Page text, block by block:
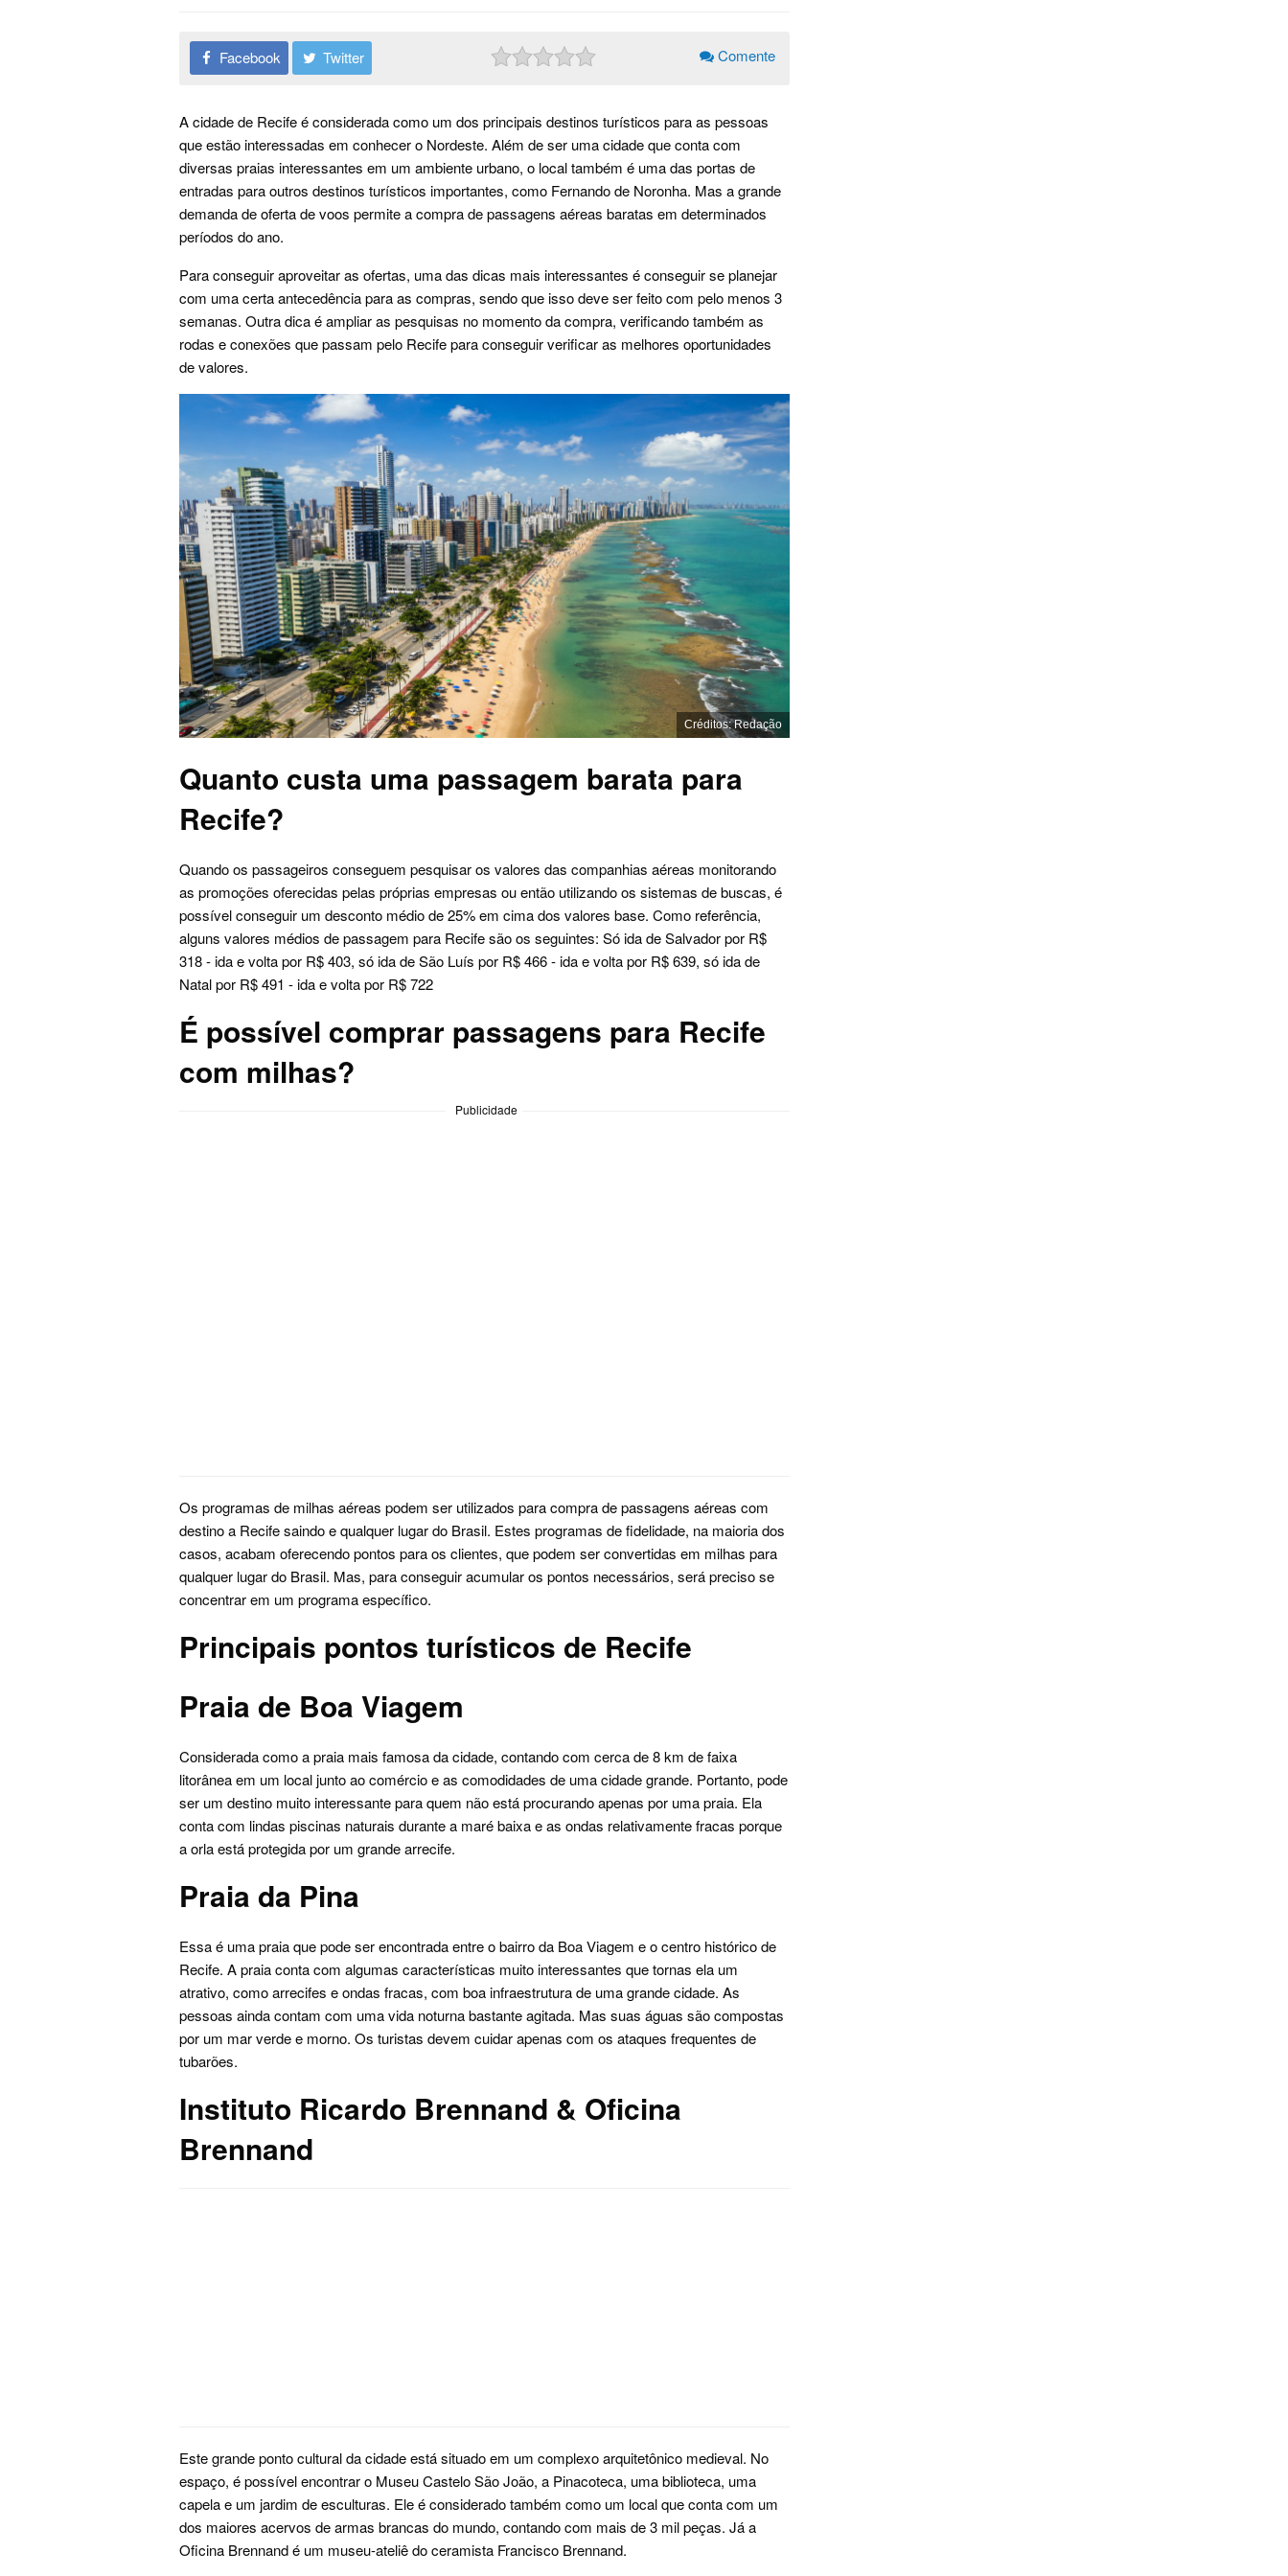
Facebook Twitter Comente
A cidade de Recife é considerada como um dos principais destinos turísticos para as pessoas
que estão interessadas em conhecer o Nordeste. Além de ser uma cidade que conta com
diversas praias interessantes em um ambiente urbano, o local também é uma das portas de
entradas para outros destinos turísticos importantes, como Fernando de Noronha. Mas a grande
demanda de oferta de voos permite a compra de passagens aéreas baratas em determinados
períodos do ano.
Para conseguir aproveitar as ofertas, uma das dicas mais interessantes é conseguir se planejar
com uma certa antecedência para as compras, sendo que isso deve ser feito com pelo menos 3
semanas. Outra dica é ampliar as pesquisas no momento da compra, verificando também as
rodas e conexões que passam pelo Recife para conseguir verificar as melhores oportunidades
de valores.
Créditos: Redação
Quanto custa uma passagem barata para
Recife?
Quando os passageiros conseguem pesquisar os valores das companhias aéreas monitorando
as promoções oferecidas pelas próprias empresas ou então utilizando os sistemas de buscas, é
possível conseguir um desconto médio de 25% em cima dos valores base. Como referência,
alguns valores médios de passagem para Recife são os seguintes: Só ida de Salvador por R$
318 - ida e volta por R$ 403, só ida de São Luís por R$ 466 - ida e volta por R$ 639, só ida de
Natal por R$ 491 - ida e volta por R$ 722
É possível comprar passagens para Recife
com milhas?
Publicidade
Os programas de milhas aéreas podem ser utilizados para compra de passagens aéreas com
destino a Recife saindo e qualquer lugar do Brasil. Estes programas de fidelidade, na maioria dos
casos, acabam oferecendo pontos para os clientes, que podem ser convertidas em milhas para
qualquer lugar do Brasil. Mas, para conseguir acumular os pontos necessários, será preciso se
concentrar em um programa específico.
Principais pontos turísticos de Recife
Praia de Boa Viagem
Considerada como a praia mais famosa da cidade, contando com cerca de 8 km de faixa
litorânea em um local junto ao comércio e as comodidades de uma cidade grande. Portanto, pode
ser um destino muito interessante para quem não está procurando apenas por uma praia. Ela
conta com lindas piscinas naturais durante a maré baixa e as ondas relativamente fracas porque
a orla está protegida por um grande arrecife.
Praia da Pina
Essa é uma praia que pode ser encontrada entre o bairro da Boa Viagem e o centro histórico de
Recife. A praia conta com algumas características muito interessantes que tornas ela um
atrativo, como arrecifes e ondas fracas, com boa infraestrutura de uma grande cidade. As
pessoas ainda contam com uma vida noturna bastante agitada. Mas suas águas são compostas
por um mar verde e morno. Os turistas devem cuidar apenas com os ataques frequentes de
tubarões.
Instituto Ricardo Brennand & Oficina
Brennand
Este grande ponto cultural da cidade está situado em um complexo arquitetônico medieval. No
espaço, é possível encontrar o Museu Castelo São João, a Pinacoteca, uma biblioteca, uma
capela e um jardim de esculturas. Ele é considerado também como um local que conta com um
dos maiores acervos de armas brancas do mundo, contando com mais de 3 mil peças. Já a
Oficina Brennand é um museu-ateliê do ceramista Francisco Brennand.